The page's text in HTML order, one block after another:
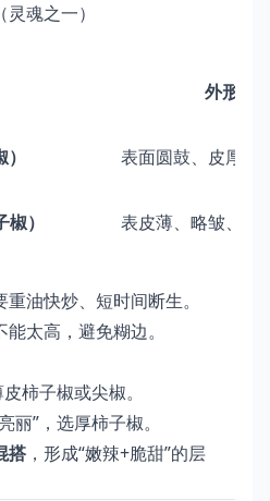
魂之一）
外形特
表面圆鼓、皮厚有
）
表皮薄、略皱、辣
油快炒、短时间断生。
太高，避免糊边。
柿子椒或尖椒。
丽”，选厚柿子椒。
搭 ，形成“嫩辣+脆甜”的层